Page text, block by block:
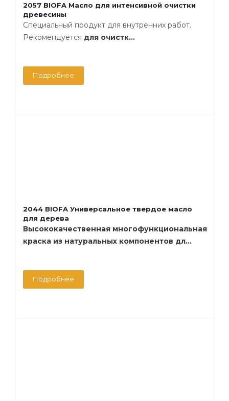
2057 BIOFA Масло для интенсивной очистки
древесины
Специальный продукт для внутренних работ.
Рекомендуется для очистк...
Подробнее
2044 BIOFA Универсальное твердое масло
для дерева
Высококачественная многофункциональная
краска из натуральных компонентов дл...
Подробнее